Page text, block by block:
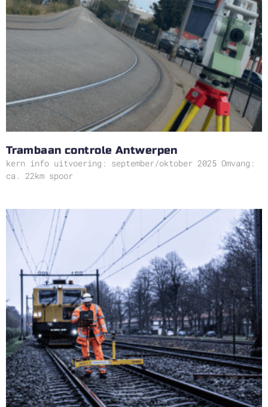
Trambaan controle Antwerpen
kern info uitvoering: september/oktober 2025 Omvang:
ca. 22km spoor